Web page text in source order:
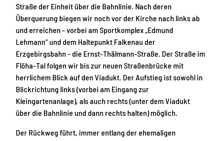
Straße der Einheit über die Bahnlinie. Nach deren
Überquerung biegen wir noch vor der Kirche nach links ab
und erreichen - vorbei am Sportkomplex „Edmund
Lehmann“ und dem Haltepunkt Falkenau der
Erzgebirgsbahn - die Ernst-Thälmann-Straße. Der Straße im
Flöha-Tal folgen wir bis zur neuen Straßenbrücke mit
herrlichem Blick auf den Viadukt. Der Aufstieg ist sowohl in
Blickrichtung links (vorbei am Eingang zur
Kleingartenanlage), als auch rechts (unter dem Viadukt
über die Bahnlinie und dann rechts halten) möglich.
Der Rückweg führt, immer entlang der ehemaligen